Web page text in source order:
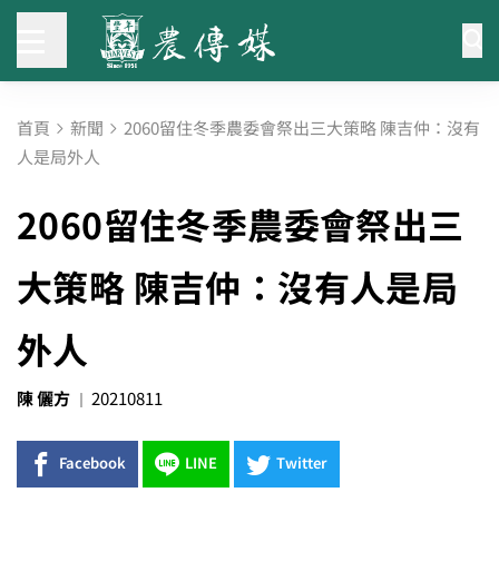
首頁 新聞 2060留住冬季農委會祭出三大策略 陳吉仲：沒有
人是局外人
2060留住冬季農委會祭出三
大策略 陳吉仲：沒有人是局
外人
陳 儷方 20210811
Facebook LINE Twitter